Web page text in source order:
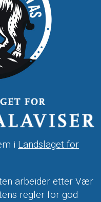
i Landslaget for
arbeider etter Vær
regler for god